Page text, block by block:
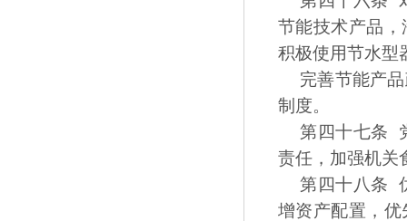
节能技术产品
积极使用节水型
完善节能产
制度。
第四十七条
责任，加强机关
第四十八条
增资产配置，